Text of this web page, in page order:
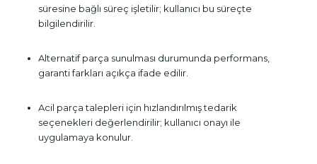
süresine bağlı süreç işletilir; kullanıcı bu süreçte
bilgilendirilir.
Alternatif parça sunulması durumunda performans,
garanti farkları açıkça ifade edilir.
Acil parça talepleri için hızlandırılmış tedarik
seçenekleri değerlendirilir; kullanıcı onayı ile
uygulamaya konulur.